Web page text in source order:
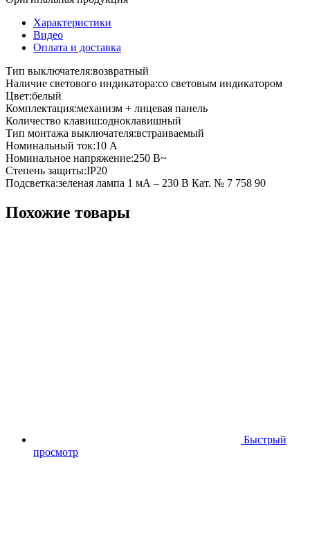
Характеристики
Видео
Оплата и доставка
Тип выключателя:возвратный
Наличие светового индикатора:со световым индикатором
Цвет:белый
Комплектация:механизм + лицевая панель
Количество клавиш:одноклавишный
Тип монтажа выключателя:встраиваемый
Номинальный ток:10 A
Номинальное напряжение:250 В~
Степень защиты:IP20
Подсветка:зеленая лампа 1 мА – 230 В Кат. № 7 758 90
Похожие товары
Быстрый
просмотр